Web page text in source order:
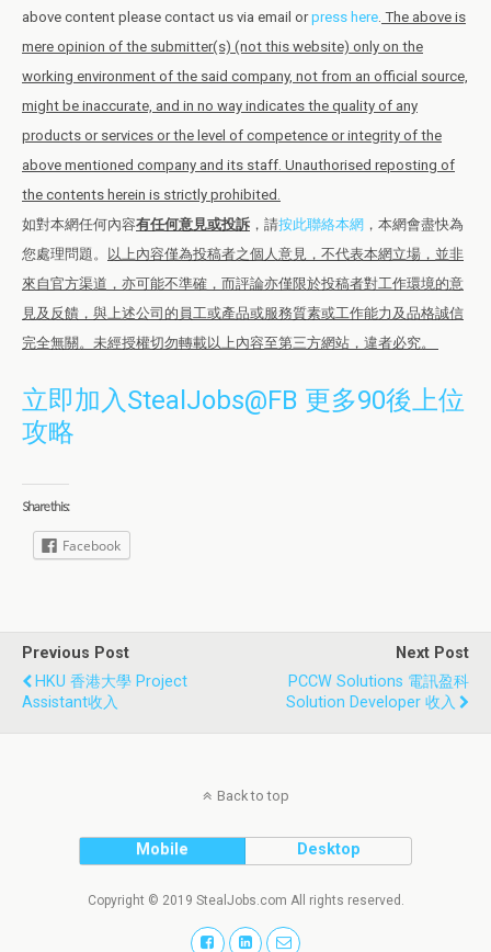
above content please contact us via email orpress here. The above is
mere opinion of the submitter(s) (not this website) only on the
working environment of the said company, not from an official source,
might be inaccurate, and in no way indicates the quality of any
products or services or the level of competence or integrity of the
above mentioned company and its staff. Unauthorised reposting of
the contents herein is strictly prohibited.
如對本網任何內容有任何意見或投訴 ，請按此聯絡本網 ，本網會盡快為
您處理問題。
以上內容僅為投稿者之個人意見，不代表本網立場，並非
來自官方渠道，亦可能不準確，而評論亦僅限於投稿者對工作環境的意
見及反饋，與上述公司的員工或產品或服務質素或工作能力及品格誠信
完全無關。未經授權切勿轉載以上內容至第三方網站，違者必究。
立即加入StealJobs@FB 更多90後上位
攻略
Share this:
Facebook
Previous Post
HKU 香港大學 Project
Assistant收入
Next Post
PCCW Solutions 電訊盈科
Solution Developer 收入
Back to top
Mobile Desktop
Copyright © 2019 StealJobs.com All rights reserved.